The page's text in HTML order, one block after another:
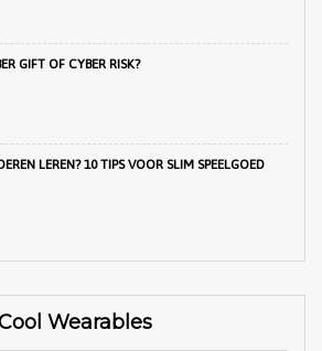
GIFT OF CYBER RISK?
LEREN? 10 TIPS VOOR SLIM SPEELGOED
Wearables